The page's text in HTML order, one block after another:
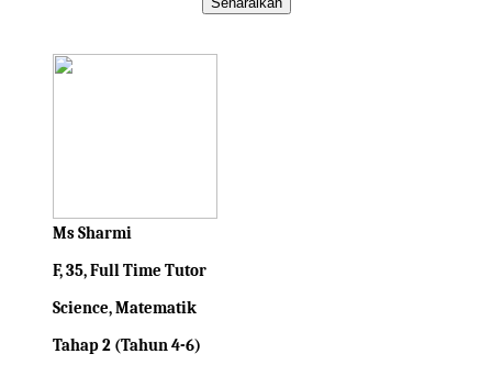
Ms Sharmi
F, 35, Full Time Tutor
Science, Matematik
Tahap 2 (Tahun 4-6)